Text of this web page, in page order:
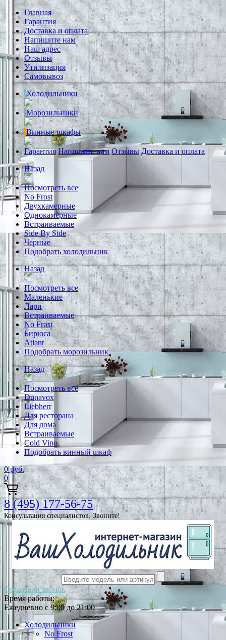
Главная
Гарантия
Доставка и оплата
Напишите нам
Наш адрес
Отзывы
Утилизация
Самовывоз
Холодильники
Морозильники
Винные шкафы
Гарантия Напишите нам Отзывы Доставка и оплата
Назад
Посмотреть все
No Frost
Двухкамерные
Однокамерные
Встраиваемые
Side By Side
Черные
Подобрать холодильник
Назад
Посмотреть все
Маленькие
Лари
Встраиваемые
No Frost
Бирюса
Atlant
Подобрать морозильник
Назад
Посмотреть все
Dunavox
Liebherr
Для ресторана
Для дома
Встраиваемые
Cold Vine
Подобрать винный шкаф
0 руб.
0
8 (495) 177-56-75
Консультация специалистов. Звоните!
Обратный звонок
Время работы:
Ежедневно с 9:00 до 21:00
Холодильники
No Frost